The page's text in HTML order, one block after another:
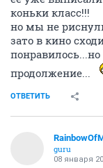
коньки класс!!!
но мы не
зато в кино
продолжение...
ОТВЕТИТЬ
guru
08 января